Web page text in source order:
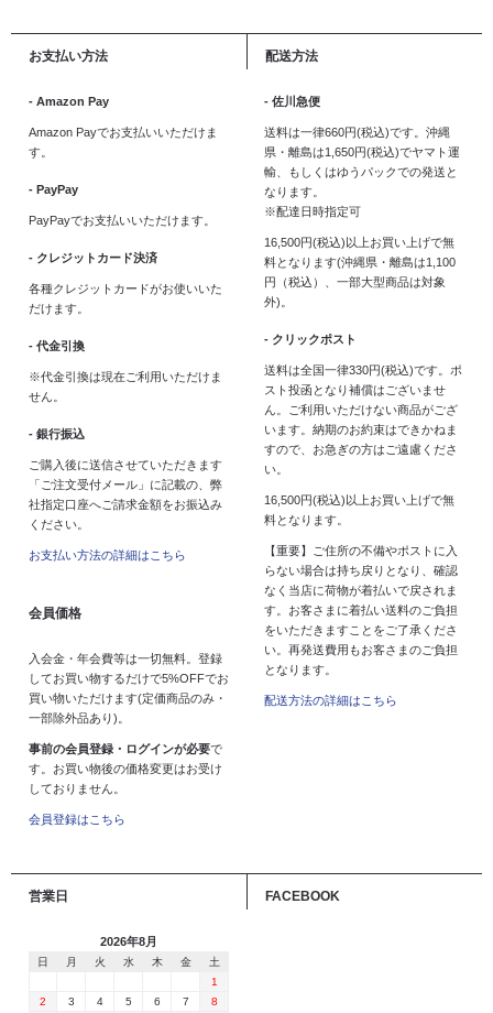
お支払い方法
- Amazon Pay
Amazon Payでお支払いいただけま
す。
- PayPay
PayPayでお支払いいただけます。
- クレジットカード決済
各種クレジットカードがお使いいた
だけます。
- 代金引換
※代金引換は現在ご利用いただけま
せん。
- 銀行振込
ご購入後に送信させていただきます
「ご注文受付メール」に記載の、弊
社指定口座へご請求金額をお振込み
ください。
お支払い方法の詳細はこちら
会員価格
入会金・年会費等は一切無料。登録
してお買い物するだけで5%OFFでお
買い物いただけます(定価商品のみ・
一部除外品あり)。
事前の会員登録・ログインが必要で
す。お買い物後の価格変更はお受け
しておりません。
会員登録はこちら
配送方法
- 佐川急便
送料は一律660円(税込)です。沖縄
県・離島は1,650円(税込)でヤマト運
輸、もしくはゆうパックでの発送と
なります。
※配達日時指定可
16,500円(税込)以上お買い上げで無
料となります(沖縄県・離島は1,100
円（税込）、一部大型商品は対象
外)。
- クリックポスト
送料は全国一律330円(税込)です。ポ
スト投函となり補償はございませ
ん。ご利用いただけない商品がござ
います。納期のお約束はできかねま
すので、お急ぎの方はご遠慮くださ
い。
16,500円(税込)以上お買い上げで無
料となります。
【重要】ご住所の不備やポストに入
らない場合は持ち戻りとなり、確認
なく当店に荷物が着払いで戻されま
す。お客さまに着払い送料のご負担
をいただきますことをご了承くださ
い。再発送費用もお客さまのご負担
となります。
配送方法の詳細はこちら
営業日
2026年8月
日 月 火 水 木 金
土
1
2
3 4 5 6 7
8
FACEBOOK